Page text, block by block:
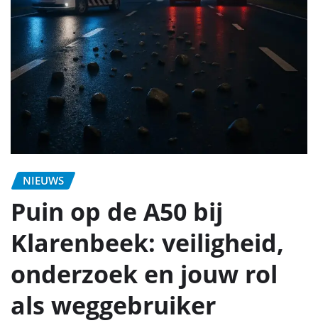
NIEUWS
Puin op de A50 bij
Klarenbeek: veiligheid,
onderzoek en jouw rol
als weggebruiker